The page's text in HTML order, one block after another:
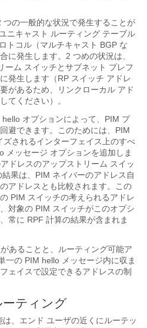
の一般的な状況で発生することが
ニキャスト ルーティング テーブル
トコル（マルチキャスト BGP な
に発生します。2 つめの状況は、
ーム スイッチとサブネット プレフ
発生します（RP スイッチ アドレ
があるため、リンクローカル アド
てください）。
オプションによって、PIM プ
避できます。このためには、PIM
されるインターフェイス上のすべ
メッセージ オプションを追加しま
ドレスのアップストリーム スイッ
果は、PIM ネイバーのアドレス自
アドレスとも比較されます。この
PIM スイッチの考えられるアドレ
対象の PIM スイッチがこのオプシ
常に RPF 計算の結果が含まれま
あることと、ルーティング可能ア
一の PIM hello メッセージ内に収ま
ェイスで設定できるアドレスの制
ティング
、エンド ユーザの近くにルーテッ